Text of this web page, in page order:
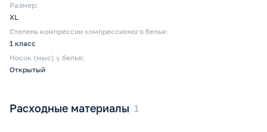
Размер:
XL
Степень компрессии компрессионого белья:
1 класс
Носок (мыс) у белья:
Открытый
Расходные материалы